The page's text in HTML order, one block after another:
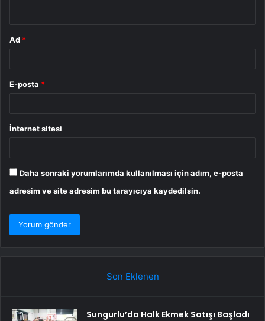
Ad *
E-posta *
İnternet sitesi
Daha sonraki yorumlarımda kullanılması için adım, e-posta
adresim ve site adresim bu tarayıcıya kaydedilsin.
Son Eklenen
Sungurlu’da Halk Ekmek Satışı Başladı